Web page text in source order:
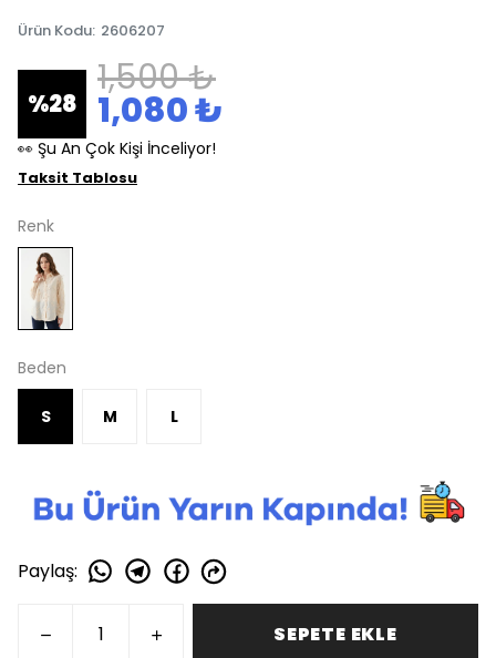
Ürün Kodu: 2606207
%28
1,500 ₺
1,080 ₺
👀 Şu An Çok Kişi İnceliyor!
Taksit Tablosu
Renk
Beden
S M L
Paylaş:
SEPETE EKLE